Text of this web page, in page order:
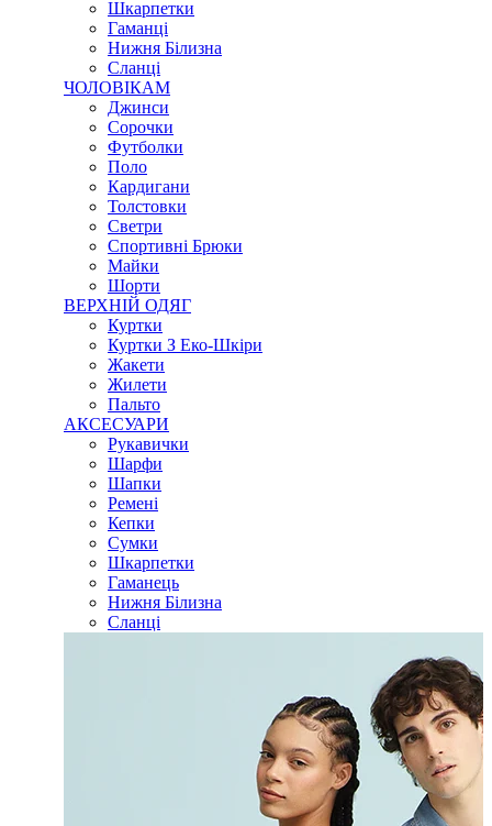
Шкарпетки
Гаманці
Нижня Білизна
Сланці
ЧОЛОВІКАМ
Джинси
Сорочки
Футболки
Поло
Кардигани
Толстовки
Светри
Спортивні Брюки
Майки
Шорти
ВЕРХНІЙ ОДЯГ
Куртки
Куртки З Еко-Шкіри
Жакети
Жилети
Пальто
АКСЕСУАРИ
Рукавички
Шарфи
Шапки
Ремені
Кепки
Сумки
Шкарпетки
Гаманець
Нижня Білизна
Сланці